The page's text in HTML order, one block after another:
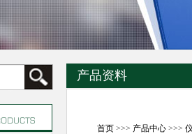
产品资料
首页>>> 产品中心>>>